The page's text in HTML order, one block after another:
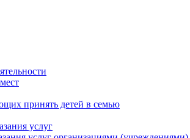
принять детей в семью
услуг